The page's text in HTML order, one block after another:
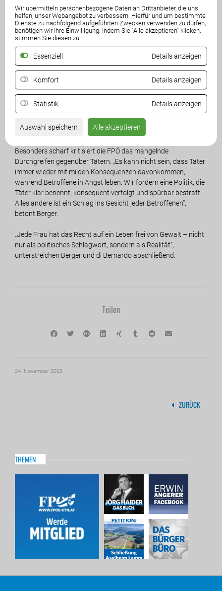
Wir übermitteln personenbezogene Daten an Drittanbieter, die uns
helfen, unser Webangebot zu verbessern. Hierfür und um bestimmte
Dienste zu nachfolgend aufgeführten Zwecken verwenden zu dürfen,
benötigen wir Ihre Einwilligung. Indem Sie "Alle akzeptieren" klicken,
stimmen Sie diesen zu.
Essenziell Details anzeigen
Komfort Details anzeigen
Statistik Details anzeigen
Auswahl speichern Alle akzeptieren
„Die Dunkelziffer ist hoch, und die bestehenden
Schutzmaßnahmen reichen schlicht nicht aus.“
Gerade in Kärnten zeigt ein aktueller Bericht von ORF Kärnten,
wie dringlich das Thema ist: Im Gewaltschutzzentrum des
Bundeslandes wurden im Vorjahr rund 1.400 Fälle von
Übergriffen gemeldet. Trotz des bestehenden Angebots wissen
viele Betroffene nicht, wohin sie sich im Ernstfall wenden
können. „Es ist ein politisches Versagen, wenn Frauen im
Ernstfall nicht wissen, wohin sie sich wenden können. Wir
brauchen massive Informationskampagnen, damit jede Frau in
Österreich die Hilfsangebote kennt - nicht nur während einer
16-tägigen Aktion, sondern ganzjährig“, fordert di Bernardo.
Besonders scharf kritisiert die FPÖ das mangelnde
Durchgreifen gegenüber Tätern. „Es kann nicht sein, dass Täter
immer wieder mit milden Konsequenzen davonkommen,
während Betroffene in Angst leben. Wir fordern eine Politik, die
Täter klar benennt, konsequent verfolgt und spürbar bestraft.
Alles andere ist ein Schlag ins Gesicht jeder Betroffenen“,
betont Berger.
„Jede Frau hat das Recht auf ein Leben frei von Gewalt – nicht
nur als politisches Schlagwort, sondern als Realität“,
unterstreichen Berger und di Bernardo abschließend.
Teilen
24. November 2025
ZURÜCK
THEMEN